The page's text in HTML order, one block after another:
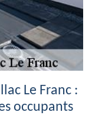
Le Franc :
occupants